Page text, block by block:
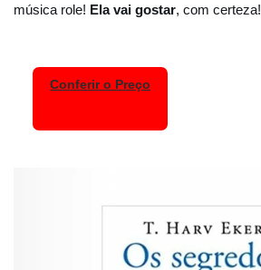
música role! Ela vai gostar, com certeza!
Conferir o Preço